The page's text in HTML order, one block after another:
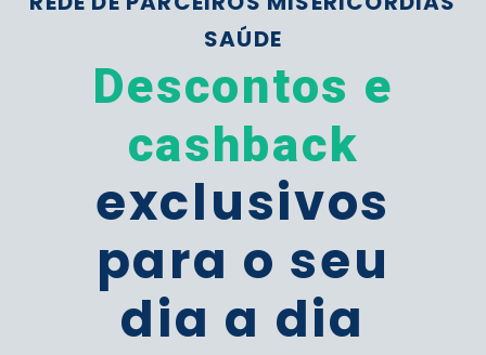
SAÚDE
Descontos e
cashback
exclusivos
para o seu
dia a dia